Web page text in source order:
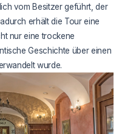
vom Besitzer geführt, der
erhält die Tour eine
nur eine trockene
Geschichte über einen
wurde.